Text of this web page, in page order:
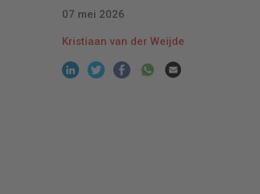
07 mei 2026
Kristiaan van der Weijde